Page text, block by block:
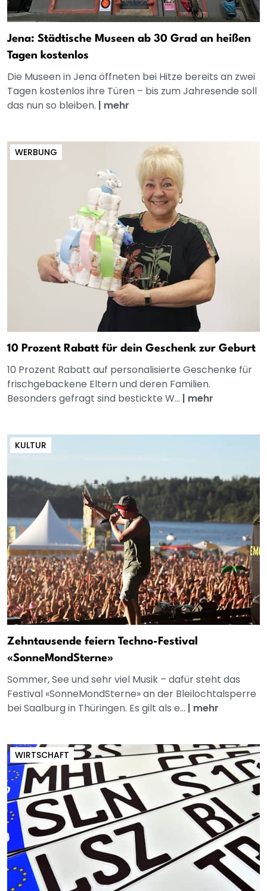
Jena: Städtische Museen ab 30 Grad an heißen
Tagen kostenlos
Die Museen in Jena öffneten bei Hitze bereits an zwei
Tagen kostenlos ihre Türen – bis zum Jahresende soll
das nun so bleiben. | mehr
WERBUNG
10 Prozent Rabatt für dein Geschenk zur Geburt
10 Prozent Rabatt auf personalisierte Geschenke für
frischgebackene Eltern und deren Familien.
Besonders gefragt sind bestickte W... | mehr
KULTUR
Zehntausende feiern Techno-Festival
«SonneMondSterne»
Sommer, See und sehr viel Musik – dafür steht das
Festival «SonneMondSterne» an der Bleilochtalsperre
bei Saalburg in Thüringen. Es gilt als e... | mehr
WIRTSCHAFT